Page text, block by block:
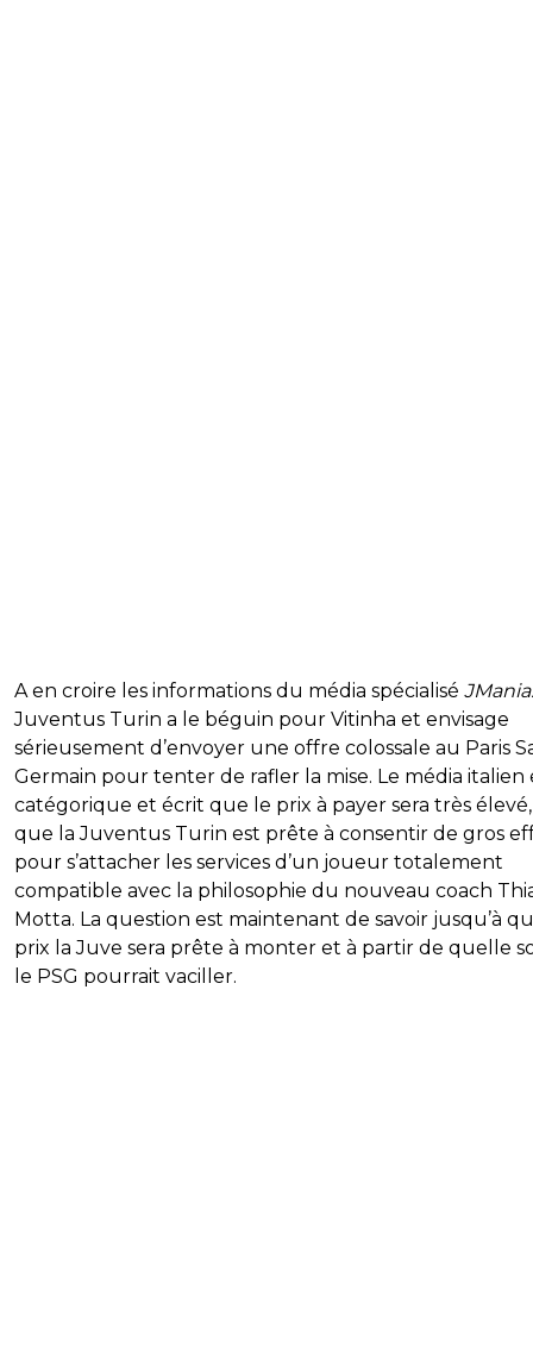
A en croire les informations du média spécialisé
Juventus Turin a le béguin pour Vitinha et envisage
sérieusement d’envoyer une offre colossale au Paris
Germain pour tenter de rafler la mise. Le média italien
catégorique et écrit que le prix à payer sera très élevé,
que la Juventus Turin est prête à consentir de gros
pour s’attacher les services d’un joueur totalement
compatible avec la philosophie du nouveau coach
Motta. La question est maintenant de savoir jusqu’à
prix la Juve sera prête à monter et à partir de quelle
le PSG pourrait vaciller.